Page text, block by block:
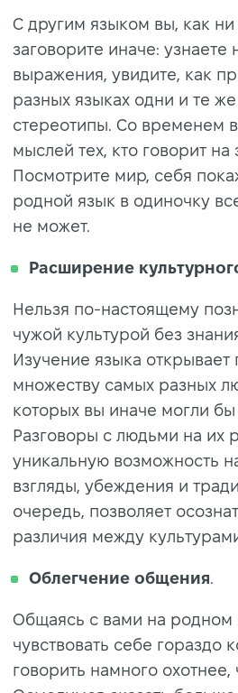
С другим языком вы, как ни
заговорите иначе: узнаете
выражения, увидите, как
разных языках одни и те
стереотипы. Со временем
мыслей тех, кто говорит на
Посмотрите мир, себя
родной язык в одиночку
не может.
Расширение
Нельзя по-настоящему
чужой культурой без
Изучение языка открывает
множеству самых разных
которых вы иначе могли бы
Разговоры с людьми на их
уникальную возможность
взгляды, убеждения и
очередь, позволяет
различия между
Облегчение общения.
Общаясь с вами на родном
чувствовать себе гораздо
говорить намного